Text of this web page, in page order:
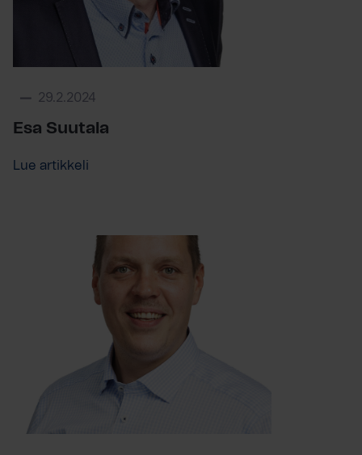
29.2.2024
Esa Suutala
Lue artikkeli